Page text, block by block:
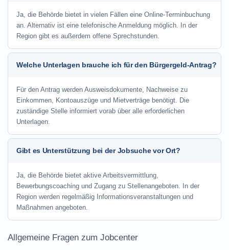
Ja, die Behörde bietet in vielen Fällen eine Online-Terminbuchung
an. Alternativ ist eine telefonische Anmeldung möglich. In der
Region gibt es außerdem offene Sprechstunden.
Welche Unterlagen brauche ich für den Bürgergeld-Antrag?
Für den Antrag werden Ausweisdokumente, Nachweise zu
Einkommen, Kontoauszüge und Mietverträge benötigt. Die
zuständige Stelle informiert vorab über alle erforderlichen
Unterlagen.
Gibt es Unterstützung bei der Jobsuche vor Ort?
Ja, die Behörde bietet aktive Arbeitsvermittlung,
Bewerbungscoaching und Zugang zu Stellenangeboten. In der
Region werden regelmäßig Informationsveranstaltungen und
Maßnahmen angeboten.
Allgemeine Fragen zum Jobcenter